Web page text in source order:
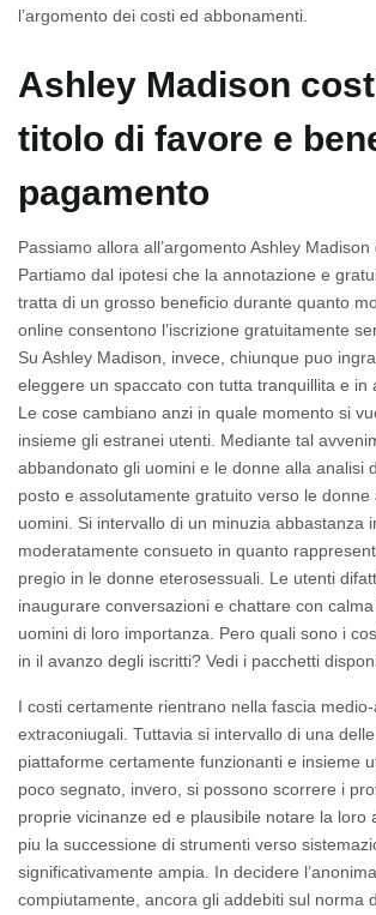
l’argomento dei costi ed abbonamenti.
Ashley Madison
titolo di favore e
pagamento
Passiamo allora all’argomento Ashley
Partiamo dal ipotesi che la annotazione e
tratta di un grosso beneficio durante quanto
online consentono l’iscrizione gratuitamente
Su Ashley Madison, invece, chiunque puo
eleggere un spaccato con tutta tranquillita e in
Le cose cambiano anzi in quale momento si
insieme gli estranei utenti. Mediante tal
abbandonato gli uomini e le donne alla analisi
posto e assolutamente gratuito verso le donne
uomini. Si intervallo di un minuzia abbastanza
moderatamente consueto in quanto
pregio in le donne eterosessuali. Le utenti
inaugurare conversazioni e chattare con
uomini di loro importanza. Pero quali sono i
in il avanzo degli iscritti? Vedi i pacchetti
I costi certamente rientrano nella fascia
extraconiugali. Tuttavia si intervallo di una
piattaforme certamente funzionanti e insieme
poco segnato, invero, si possono scorrere i
proprie vicinanze ed e plausibile notare la loro
piu la successione di strumenti verso
significativamente ampia. In decidere
compiutamente, ancora gli addebiti sul norma